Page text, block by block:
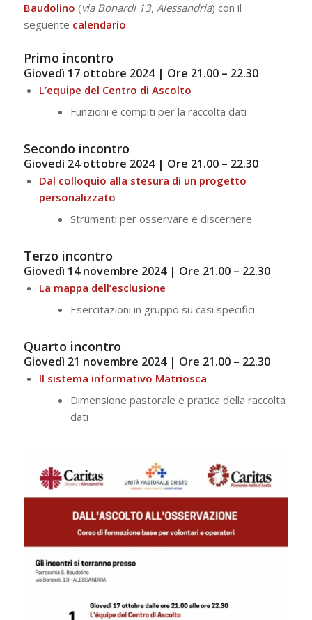
Baudolino (via Bonardi 13, Alessandria) con il
seguente calendario:
Primo incontro
Giovedì 17 ottobre 2024 | Ore 21.00 – 22.30
L’equipe del Centro di Ascolto
Funzioni e compiti per la raccolta dati
Secondo incontro
Giovedì 24 ottobre 2024 | Ore 21.00 – 22.30
Dal colloquio alla stesura di un progetto
personalizzato
Strumenti per osservare e discernere
Terzo incontro
Giovedì 14 novembre 2024 | Ore 21.00 – 22.30
La mappa dell’esclusione
Esercitazioni in gruppo su casi specifici
Quarto incontro
Giovedì 21 novembre 2024 | Ore 21.00 – 22.30
Il sistema informativo Matriosca
Dimensione pastorale e pratica della raccolta
dati